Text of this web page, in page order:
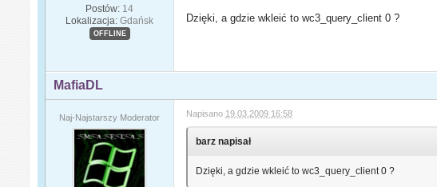
Postów: 14
Lokalizacja: Gdańsk
OFFLINE
Dzięki, a gdzie wkleić to wc3_query_client 0 ?
MafiaDL
Naj-Najstarszy Moderator Napisano 19.03.2009 16:58
barz napisał
Dzięki, a gdzie wkleić to wc3_query_client 0 ?